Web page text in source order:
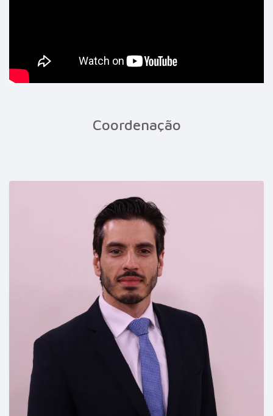
Coordenação